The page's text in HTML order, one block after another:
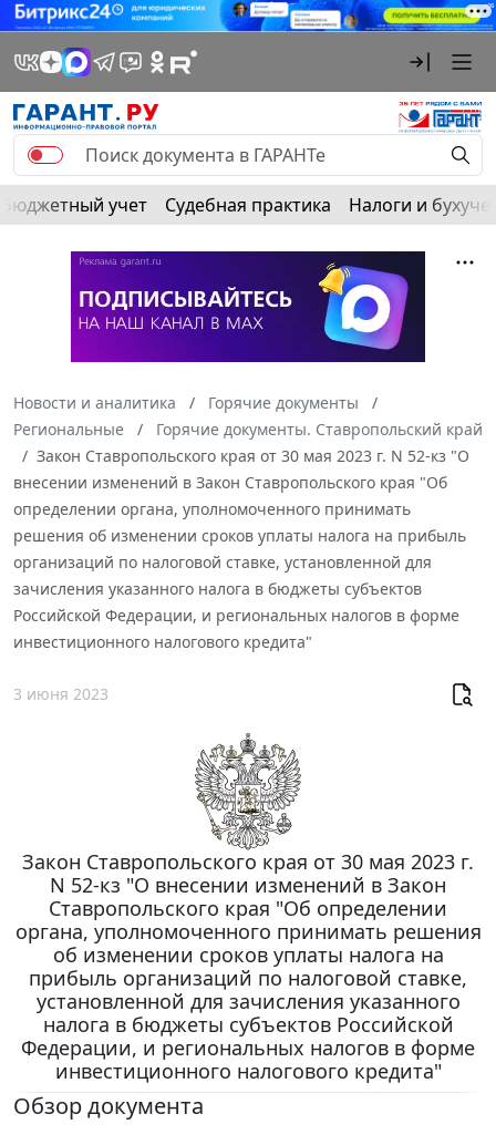
Бюджетный учет Судебная практика Налоги и
Новости и аналитика
Горячие документы
Региональные
Горячие документы. Ставропольский край
Закон Ставропольского края от 30 мая 2023 г. N 52-кз "О
внесении изменений в Закон Ставропольского края "Об
определении органа, уполномоченного принимать
решения об изменении сроков уплаты налога на прибыль
организаций по налоговой ставке, установленной для
зачисления указанного налога в бюджеты субъектов
Российской Федерации, и региональных налогов в форме
инвестиционного налогового кредита"
3 июня 2023
Закон Ставропольского края от 30 мая 2023 г.
N 52-кз "О внесении изменений в Закон
Ставропольского края "Об определении
органа, уполномоченного принимать решения
об изменении сроков уплаты налога на
прибыль организаций по налоговой ставке,
установленной для зачисления указанного
налога в бюджеты субъектов Российской
Федерации, и региональных налогов в форме
инвестиционного налогового кредита"
Обзор документа